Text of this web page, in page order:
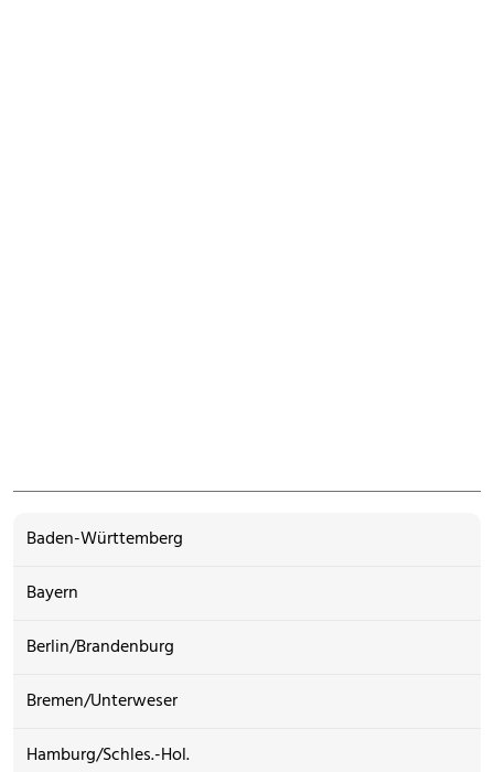
Baden-Württemberg
Bayern
Berlin/Brandenburg
Bremen/Unterweser
Hamburg/Schles.-Hol.